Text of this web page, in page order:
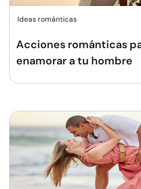
Ideas románticas
Acciones románticas
enamorar a tu hombre